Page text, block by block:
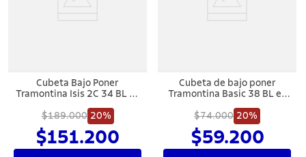
Cubeta Bajo Poner
Tramontina Isis 2C 34 BL en
77x45 cm
$189.000 20%
$151.200
Cubeta de bajo poner
Tramontina Basic 38 BL en
Ø38 cm
$74.000 20%
$59.200